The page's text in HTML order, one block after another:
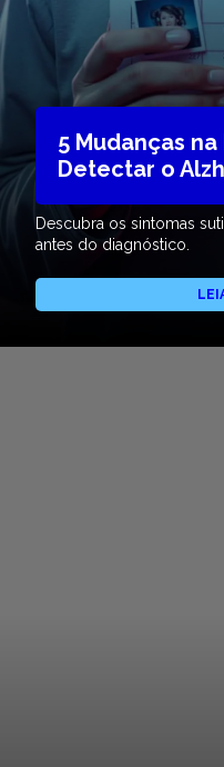
5 Mudanças
Detectar o
Descubra os sintomas
antes do diagnóstico.